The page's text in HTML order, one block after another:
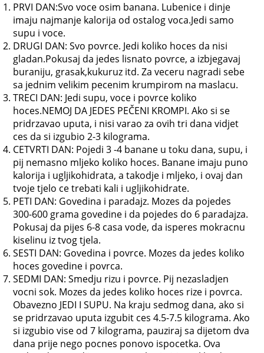
PRVI DAN:Svo voce osim banana. Lubenice i dinje
imaju najmanje kalorija od ostalog voca.Jedi samo
supu i voce.
DRUGI DAN: Svo povrce. Jedi koliko hoces da nisi
gladan.Pokusaj da jedes lisnato povrce, a izbjegavaj
buraniju, grasak,kukuruz itd. Za veceru nagradi sebe
sa jednim velikim pecenim krumpirom na maslacu.
TRECI DAN: Jedi supu, voce i povrce koliko
hoces.NEMOJ DA JEDES PEČENI KROMPI. Ako si se
pridrzavao uputa, i nisi varao za ovih tri dana vidjet
ces da si izgubio 2-3 kilograma.
CETVRTI DAN: Pojedi 3 -4 banane u toku dana, supu, i
pij nemasno mljeko koliko hoces. Banane imaju puno
kalorija i ugljikohidrata, a takodje i mljeko, i ovaj dan
tvoje tjelo ce trebati kali i ugljikohidrate.
PETI DAN: Govedina i paradajz. Mozes da pojedes
300-600 grama govedine i da pojedes do 6 paradajza.
Pokusaj da pijes 6-8 casa vode, da isperes mokracnu
kiselinu iz tvog tjela.
SESTI DAN: Govedina i povrce. Mozes da jedes koliko
hoces govedine i povrca.
SEDMI DAN: Smedju rizu i povrce. Pij nezasladjen
vocni sok. Mozes da jedes koliko hoces rize i povrca.
Obavezno JEDI I SUPU. Na kraju sedmog dana, ako si
se pridrzavao uputa izgubit ces 4.5-7.5 kilograma. Ako
si izgubio vise od 7 kilograma, pauziraj sa dijetom dva
dana prije nego pocnes ponovo ispocetka. Ova